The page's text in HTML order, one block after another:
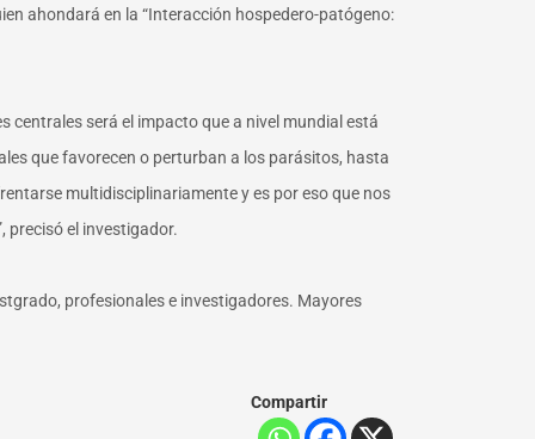
ahondará en la “Interacción hospedero-patógeno:
centrales será el impacto que a nivel mundial está
que favorecen o perturban a los parásitos, hasta
multidisciplinariamente y es por eso que nos
precisó el investigador.
profesionales e investigadores. Mayores
Compartir